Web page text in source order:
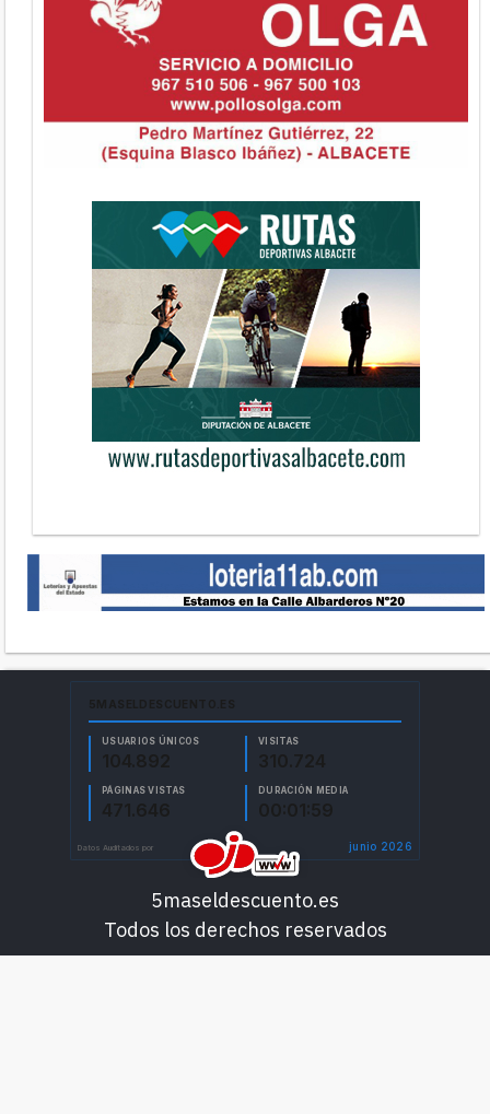
5maseldescuento.es
Todos los derechos reservados